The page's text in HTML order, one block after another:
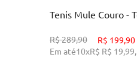
Tenis Mule Couro -
R$289,90 R$ 199,90
Em até10xR$ R$ 19,99,